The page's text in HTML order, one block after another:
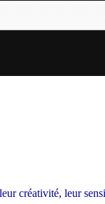
créativité, leur